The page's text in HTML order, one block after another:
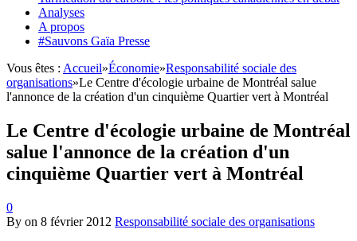
Analyses
A propos
#Sauvons Gaïa Presse
Vous êtes : Accueil»Économie»Responsabilité sociale des
organisations»Le Centre d'écologie urbaine de Montréal salue
l'annonce de la création d'un cinquième Quartier vert à Montréal
Le Centre d'écologie urbaine de Montréal
salue l'annonce de la création d'un
cinquième Quartier vert à Montréal
0
By on 8 février 2012 Responsabilité sociale des organisations